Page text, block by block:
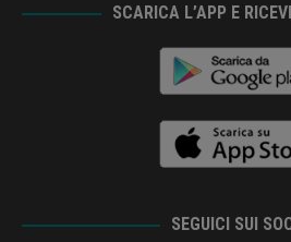
SCARICA L’APP E
SEGUICI SUI